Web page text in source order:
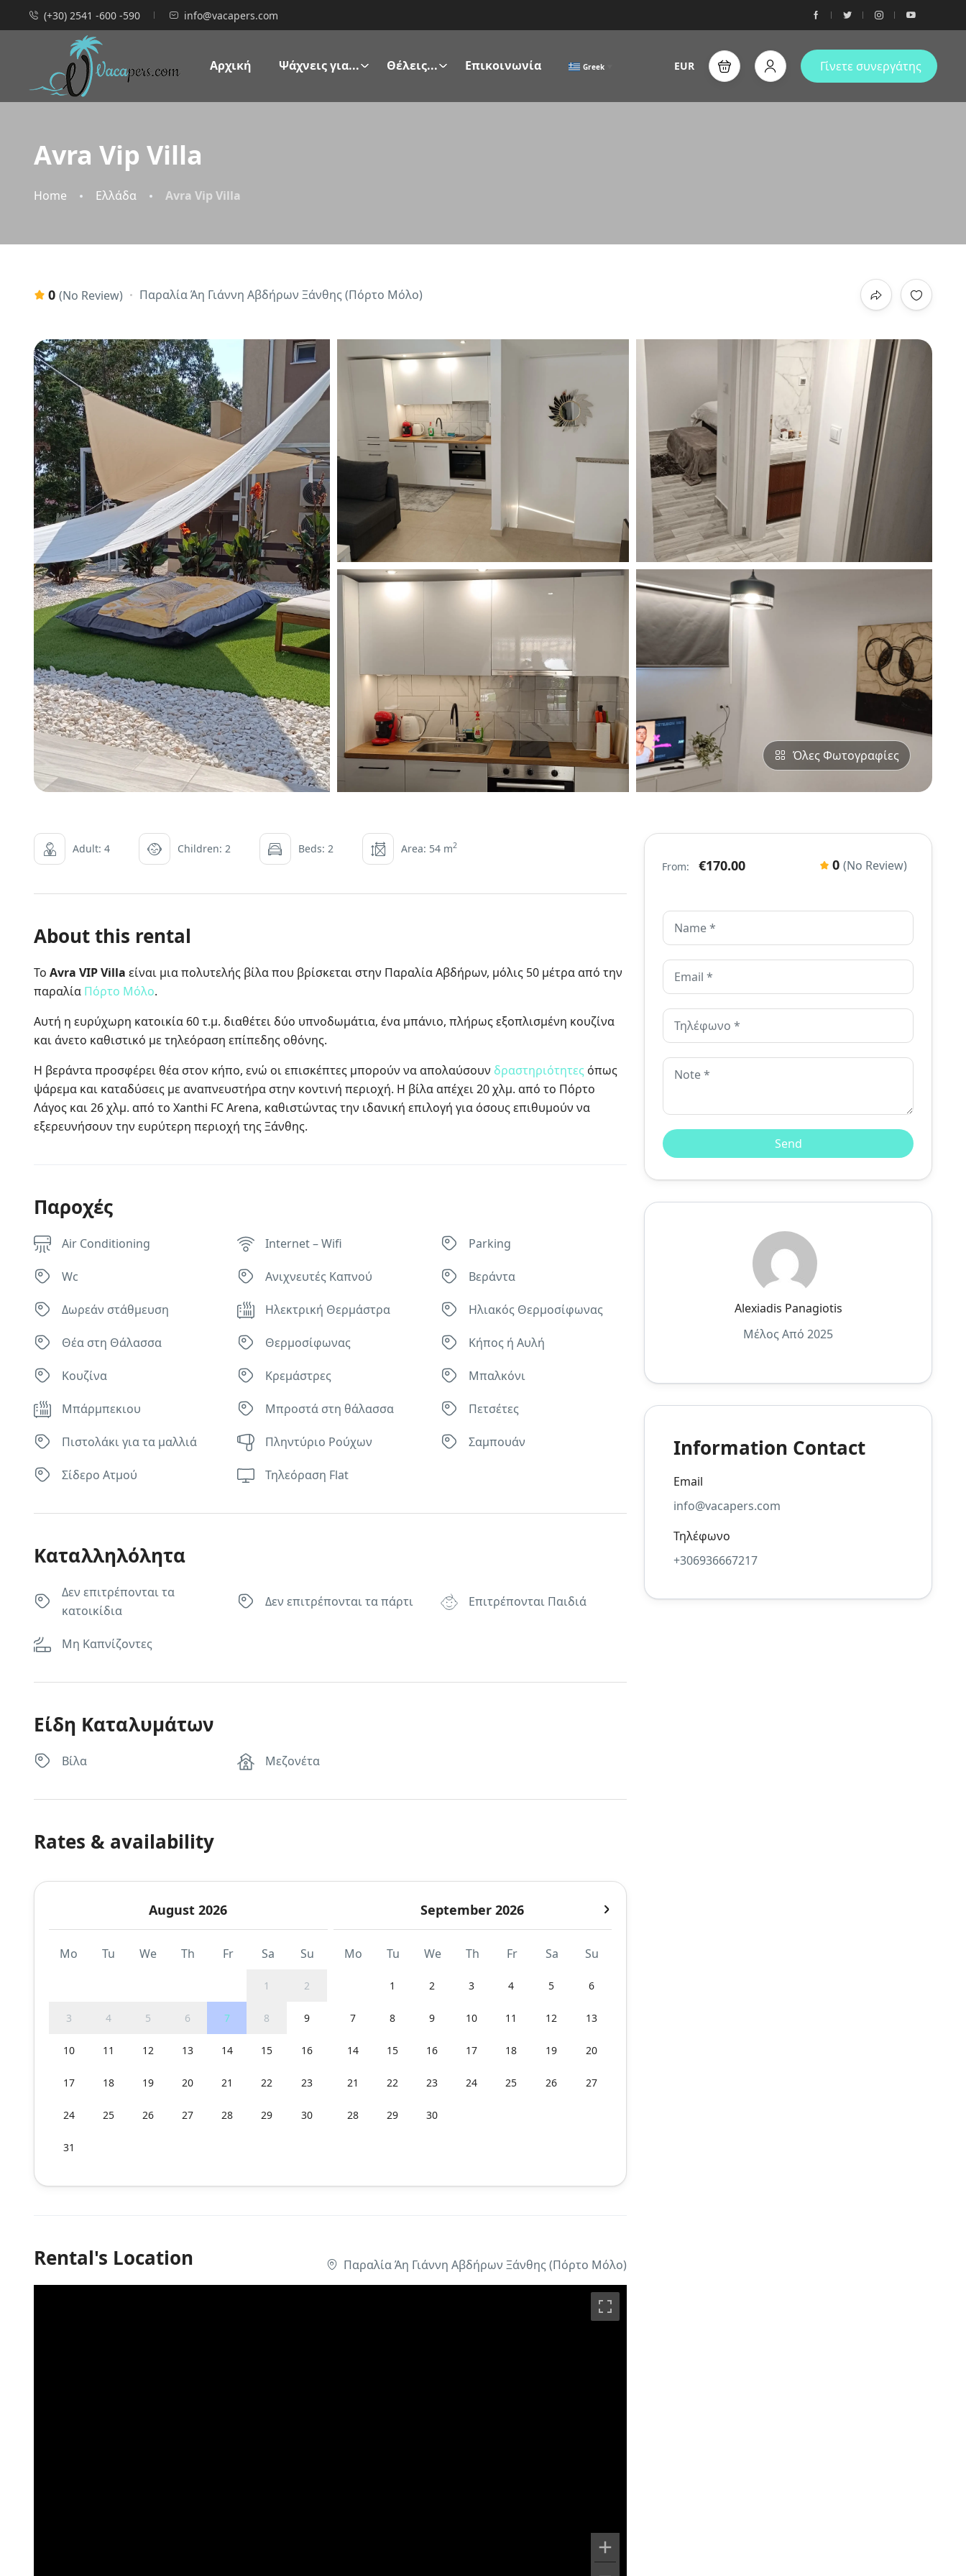
(+30) 2541 -600 -590 info@vacapers.com
Αρχική Ψάχνεις για... Θέλεις... Επικοινωνία Greek EUR Γίνετε συνεργάτης
Avra Vip Villa
Home Ελλάδα Avra Vip Villa
0 (No Review) Παραλία Άη Γιάννη Αβδήρων Ξάνθης (Πόρτο Μόλο)
Όλες Φωτογραφίες
Adult: 4 Children: 2 Beds: 2 Area: 54 m2
About this rental
Το Avra VIP Villa είναι μια πολυτελής βίλα που βρίσκεται στην Παραλία Αβδήρων, μόλις 50 μέτρα από την
παραλία Πόρτο Μόλο.
Αυτή η ευρύχωρη κατοικία 60 τ.μ. διαθέτει δύο υπνοδωμάτια, ένα μπάνιο, πλήρως εξοπλισμένη κουζίνα
και άνετο καθιστικό με τηλεόραση επίπεδης οθόνης.
Η βεράντα προσφέρει θέα στον κήπο, ενώ οι επισκέπτες μπορούν να απολαύσουν δραστηριότητες όπως
ψάρεμα και καταδύσεις με αναπνευστήρα στην κοντινή περιοχή. Η βίλα απέχει 20 χλμ. από το Πόρτο
Λάγος και 26 χλμ. από το Xanthi FC Arena, καθιστώντας την ιδανική επιλογή για όσους επιθυμούν να
εξερευνήσουν την ευρύτερη περιοχή της Ξάνθης.
Παροχές
Air Conditioning Internet – Wifi Parking
Wc Ανιχνευτές Καπνού Βεράντα
Δωρεάν στάθμευση Ηλεκτρική Θερμάστρα Ηλιακός Θερμοσίφωνας
Θέα στη Θάλασσα Θερμοσίφωνας Κήπος ή Αυλή
Κουζίνα Κρεμάστρες Μπαλκόνι
Μπάρμπεκιου Μπροστά στη θάλασσα Πετσέτες
Πιστολάκι για τα μαλλιά Πληντύριο Ρούχων Σαμπουάν
Σίδερο Ατμού Τηλεόραση Flat
Καταλληλόλητα
Δεν επιτρέπονται τα
κατοικίδια
Δεν επιτρέπονται τα πάρτι Επιτρέπονται Παιδιά
Μη Καπνίζοντες
Είδη Καταλυμάτων
Βίλα Μεζονέτα
Rates & availability
August 2026
Mo Tu We Th Fr Sa Su
1 2
3 4 5 6 7 8 9
10 11 12 13 14 15 16
17 18 19 20 21 22 23
24 25 26 27 28 29 30
31
September 2026
Mo Tu We Th Fr Sa Su
1 2 3 4 5 6
7 8 9 10 11 12 13
14 15 16 17 18 19 20
21 22 23 24 25 26 27
28 29 30
Rental's Location Παραλία Άη Γιάννη Αβδήρων Ξάνθης (Πόρτο Μόλο)
From: €170.00 0 (No Review)
Alexiadis Panagiotis
Μέλος Από 2025
Information Contact
Email
info@vacapers.com
Τηλέφωνο
+306936667217